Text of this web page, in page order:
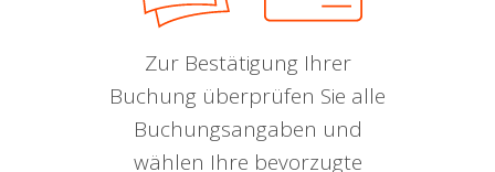
Zur Bestätigung Ihrer
Buchung überprüfen Sie alle
Buchungsangaben und
wählen Ihre bevorzugte